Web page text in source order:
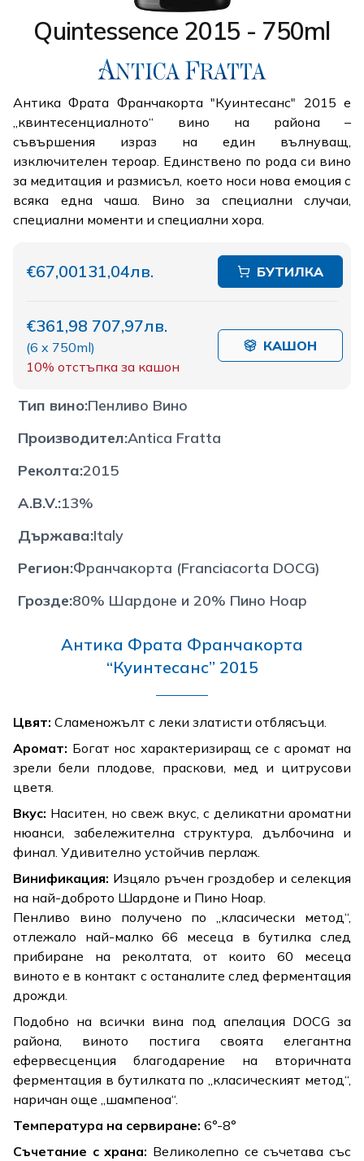
Quintessence 2015 - 750ml
Антика Фрата Франчакорта "Куинтесанс" 2015 е
„квинтесенциалното“ вино на района –
съвършения израз на един вълнуващ,
изключителен тероар. Единствено по рода си вино
за медитация и размисъл, което носи нова емоция с
всяка една чаша. Вино за специални случаи,
специални моменти и специални хора.
€67,00131,04лв. БУТИЛКА
€361,98 707,97лв.
(6 x 750ml)
10% отстъпка за кашон
КАШОН
Тип вино:Пенливо Вино
Производител:Antica Fratta
Реколта:2015
A.B.V.:13%
Държава:Italy
Регион:Франчакорта (Franciacorta DOCG)
Грозде:80% Шардоне и 20% Пино Ноар
Антика Фрата Франчакорта
“Куинтесанс” 2015
Цвят: Сламеножълт с леки златисти отблясъци.
Аромат: Богат нос характеризиращ се с аромат на
зрели бели плодове, праскови, мед и цитрусови
цветя.
Вкус: Наситен, но свеж вкус, с деликатни ароматни
нюанси, забележителна структура, дълбочина и
финал. Удивително устойчив перлаж.
Винификация: Изцяло ръчен гроздобер и селекция
на най-доброто Шардоне и Пино Ноар.
Пенливо вино получено по „класически метод“,
отлежало най-малко 66 месеца в бутилка след
прибиране на реколтата, от които 60 месеца
виното е в контакт с останалите след ферментация
дрожди.
Подобно на всички вина под апелация DOCG за
района, виното постига своята елегантна
ефервесценция благодарение на вторичната
ферментация в бутилката по „класическият метод“,
наричан още „шампеноа“.
Температура на сервиране: 6°-8°
Съчетание с храна: Великолепно се съчетава със